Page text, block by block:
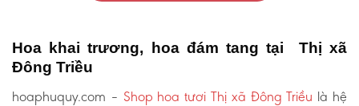
Hoa khai trương, hoa đám tang tại Thị xã
Đông Triều
hoaphuquy.com – Shop hoa tươi Thị xã Đông Triều là hệ